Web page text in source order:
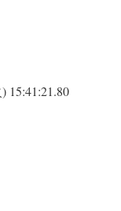
15:41:21.80